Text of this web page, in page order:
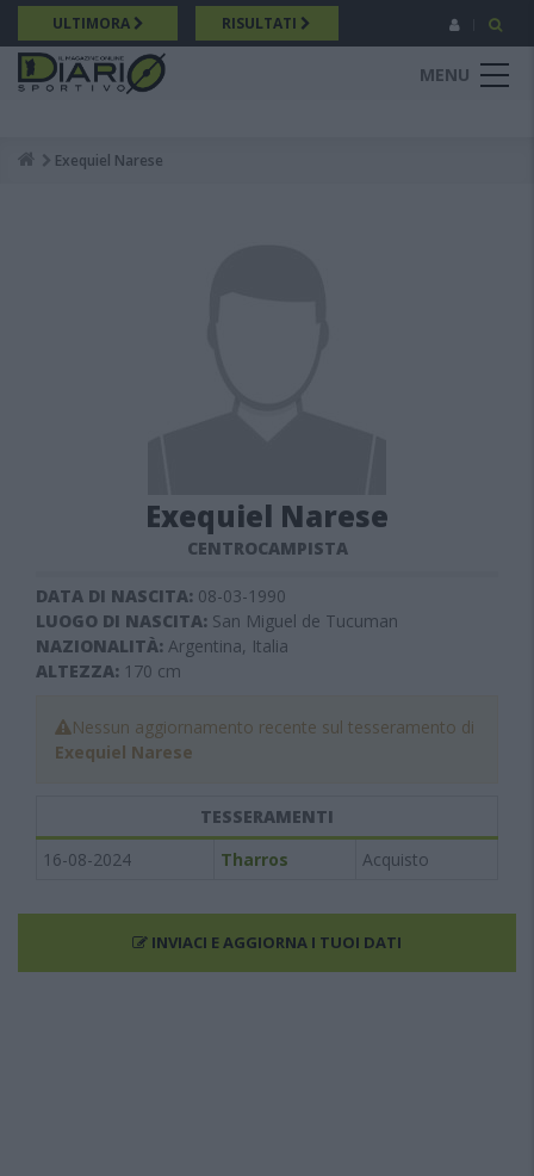
Salta
al
contenuto
principale
ULTIMORA RISULTATI
MENU
Breadcrumb
Exequiel Narese
Exequiel Narese
CENTROCAMPISTA
DATA DI NASCITA: 08-03-1990
LUOGO DI NASCITA: San Miguel de Tucuman
NAZIONALITÀ: Argentina, Italia
ALTEZZA: 170 cm
Nessun aggiornamento recente sul tesseramento di
Exequiel Narese
TESSERAMENTI
16-08-2024
Tharros Acquisto
INVIACI E AGGIORNA I TUOI DATI